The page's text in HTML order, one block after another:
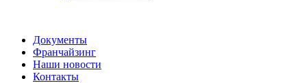
Документы
Франчайзинг
Наши новости
Контакты